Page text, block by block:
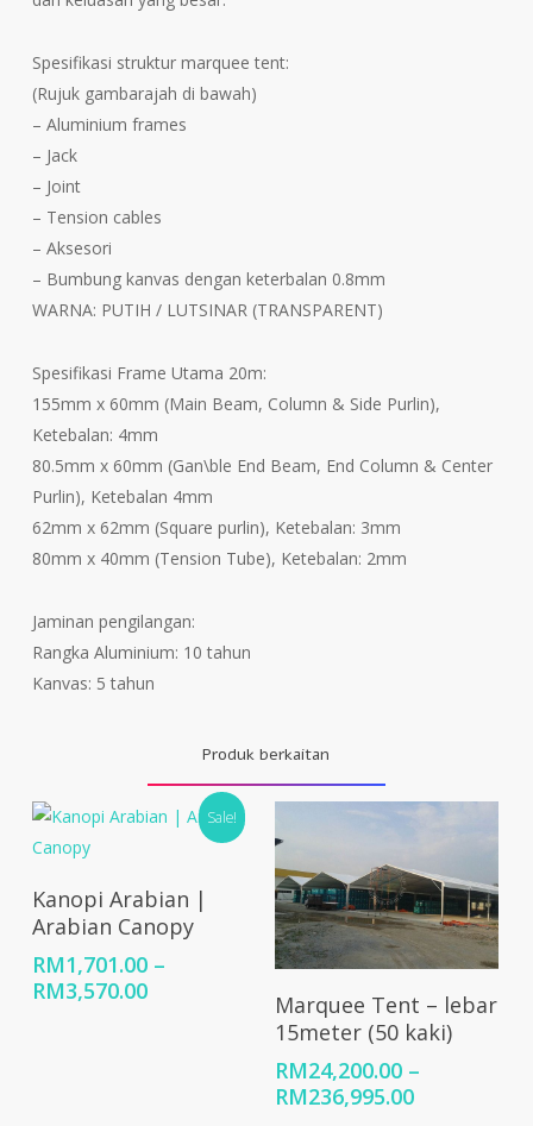
Spesifikasi struktur marquee tent:
(Rujuk gambarajah di bawah)
– Aluminium frames
– Jack
– Joint
– Tension cables
– Aksesori
– Bumbung kanvas dengan keterbalan 0.8mm
WARNA: PUTIH / LUTSINAR (TRANSPARENT)
Spesifikasi Frame Utama 20m:
155mm x 60mm (Main Beam, Column & Side Purlin),
Ketebalan: 4mm
80.5mm x 60mm (Gan\ble End Beam, End Column & Center
Purlin), Ketebalan 4mm
62mm x 62mm (Square purlin), Ketebalan: 3mm
80mm x 40mm (Tension Tube), Ketebalan: 2mm
Jaminan pengilangan:
Rangka Aluminium: 10 tahun
Kanvas: 5 tahun
Produk berkaitan
Sale!
Select Options
Kanopi Arabian |
Arabian Canopy
RM1,701.00 –
RM3,570.00Price
Select Options
Marquee Tent – lebar
15meter (50 kaki)
RM24,200.00 –
RM236,995.00Price